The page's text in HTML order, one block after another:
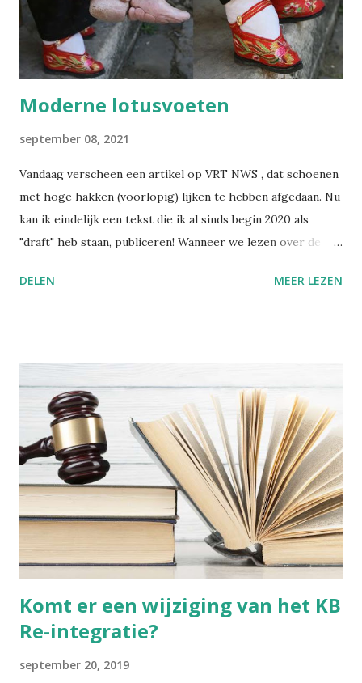
informatie, wetswijzigingen en opinies dat het soms
moeilijk is om het overzicht te bewaren. Met deze
nieuwsbrief wil ik alles bundelen en gestructureerd ...
Moderne lotusvoeten
september 08, 2021
Vandaag verscheen een artikel op VRT NWS , dat schoenen
met hoge hakken (voorlopig) lijken te hebben afgedaan. Nu
kan ik eindelijk een tekst die ik al sinds begin 2020 als
"draft" heb staan, publiceren! Wanneer we lezen over de
we van zulke barbaarse martelpraktijken. Hoe heeft een
Voetinbinden Ik ga dit cultureel gegeven toch even
kaderen. De praktijk van voetinbinden heeft zich in China
ontwikkeld tijdens de Tang-dynastie (618-907 na Chr.). Het
hield in dat men bij jonge meisjes de voeten omzwachtelde.
De vier kleine tenen werden naar binnen geplooid en
braken uiteindelijk vanzelf. De grote teen bleef recht. Het
resultaat was een "lotusvoetje". Dit gold als een teken van
wels...
DELEN MEER LEZEN
Komt er een wijziging van het KB
Re-integratie?
september 20, 2019